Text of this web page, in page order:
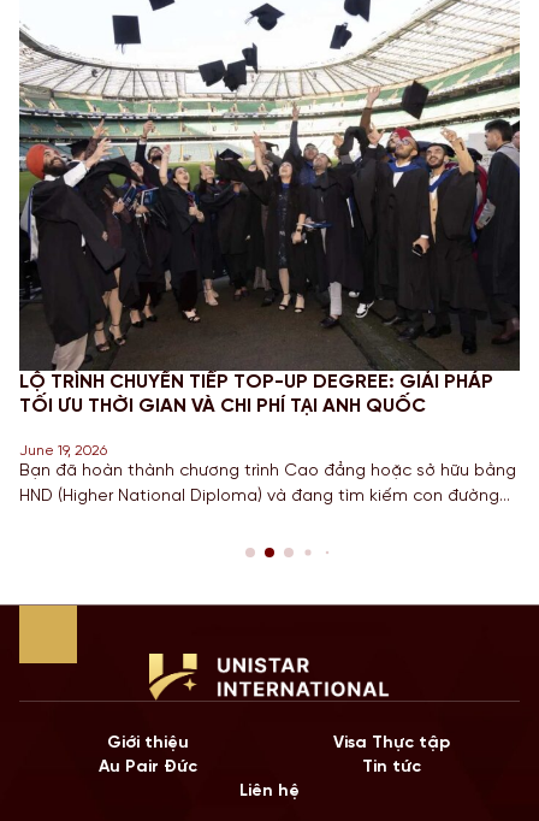
LỘ TRÌNH CHUYỂN TIẾP TOP-UP DEGREE: GIẢI PHÁP
TỐI ƯU THỜI GIAN VÀ CHI PHÍ TẠI ANH QUỐC
June 19, 2026
Bạn đã hoàn thành chương trình Cao đẳng hoặc sở hữu bằng
HND (Higher National Diploma) và đang tìm kiếm con đường
Quốc gia có nền giáo dục hàng đầu? Lộ trình chuyển tiếp
Giới thiệu
Visa Thực tập
Au Pair Đức
Tin tức
Liên hệ